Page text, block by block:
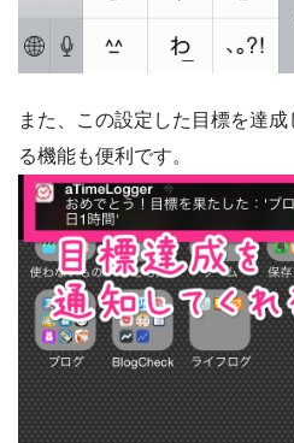
また、この設定した目標を達
る機能も便利です。